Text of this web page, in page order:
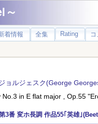
～
着情報 全集 Rating
ョルジェスク(George
in E flat major , Op.55
3番 変ホ長調 作品55｢英雄｣